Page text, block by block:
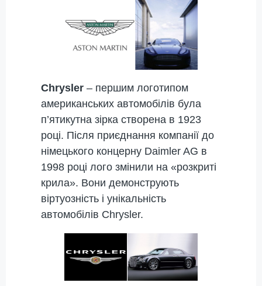
Chrysler – першим логотипом
американських автомобілів була
п’ятикутна зірка створена в 1923
році. Після приєднання компанії до
німецького концерну Daimler AG в
1998 році лого змінили на «розкриті
крила». Вони демонструють
віртуозність і унікальність
автомобілів Chrysler.